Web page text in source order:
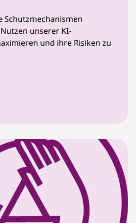
Schutzmechanismen
unserer KI-
und ihre Risiken zu